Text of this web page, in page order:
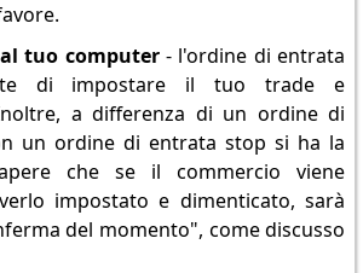
tuo computer- l'ordine di entrata
di impostare il tuo trade e
a differenza di un ordine di
un ordine di entrata stop si ha la
che se il commercio viene
impostato e dimenticato, sarà
del momento", come discusso